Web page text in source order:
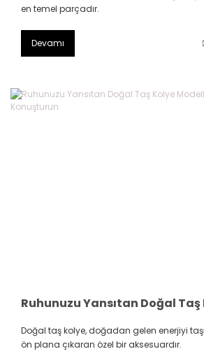
en temel parçadır.
Devamı
Doğal taş kolye, doğadan gelen enerjiyi
ön plana çıkaran özel bir aksesuardır.